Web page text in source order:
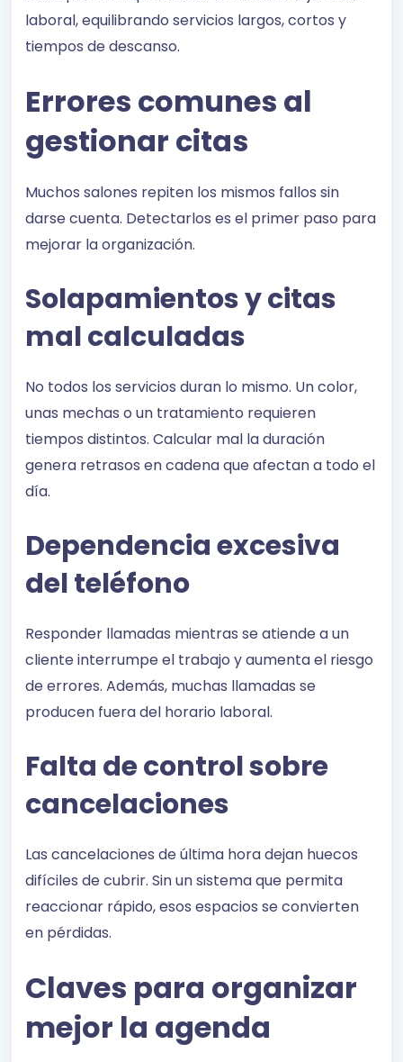
laboral, equilibrando servicios largos, cortos y
tiempos de descanso.
Errores comunes al
gestionar citas
Muchos salones repiten los mismos fallos sin
darse cuenta. Detectarlos es el primer paso para
mejorar la organización.
Solapamientos y citas
mal calculadas
No todos los servicios duran lo mismo. Un color,
unas mechas o un tratamiento requieren
tiempos distintos. Calcular mal la duración
genera retrasos en cadena que afectan a todo el
día.
Dependencia excesiva
del teléfono
Responder llamadas mientras se atiende a un
cliente interrumpe el trabajo y aumenta el riesgo
de errores. Además, muchas llamadas se
producen fuera del horario laboral.
Falta de control sobre
cancelaciones
Las cancelaciones de última hora dejan huecos
difíciles de cubrir. Sin un sistema que permita
reaccionar rápido, esos espacios se convierten
en pérdidas.
Claves para organizar
mejor la agenda